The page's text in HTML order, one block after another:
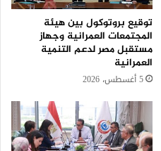
توقيع بروتوكول بين هيئة
المجتمعات العمرانية وجهاز
مستقبل مصر لدعم التنمية
العمرانية
5 أغسطس، 2026